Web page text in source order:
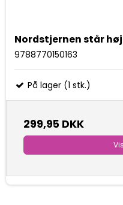
Nordstjernen står
9788770150163
På lager (1 stk.)
299,95 DKK